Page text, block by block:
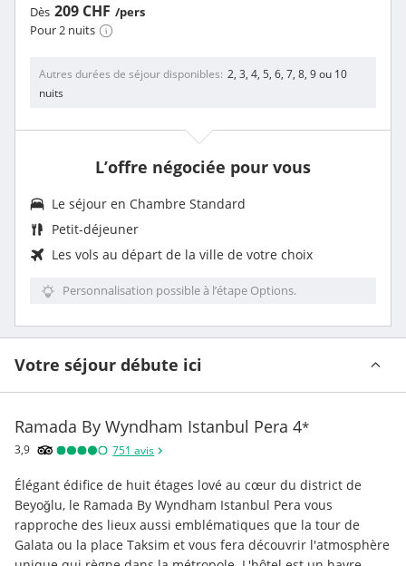
Dès 209 CHF /pers
Pour 2 nuits
Autres durées de séjour disponibles 2, 3, 4, 5, 6, 7, 8, 9 ou 10
nuits
L’offre négociée pour vous
Le séjour en Chambre Standard
Petit-déjeuner
Les vols au départ de la ville de votre choix
Personnalisation possible à l’étape Options.
Votre séjour débute ici
Ramada By Wyndham Istanbul Pera 4*
3,9 751 avis
Élégant édifice de huit étages lové au cœur du district de
Beyoğlu, le Ramada By Wyndham Istanbul Pera vous
rapproche des lieux aussi emblématiques que la tour de
Galata ou la place Taksim et vous fera découvrir l'atmosphère